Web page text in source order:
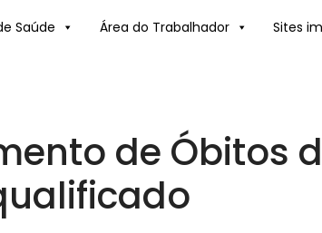
Saúde Área do Trabalhador Sites
de Óbitos